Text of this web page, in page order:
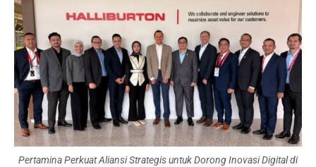
Pertamina Perkuat Aliansi Strategis untuk Dorong Inovasi Digital di